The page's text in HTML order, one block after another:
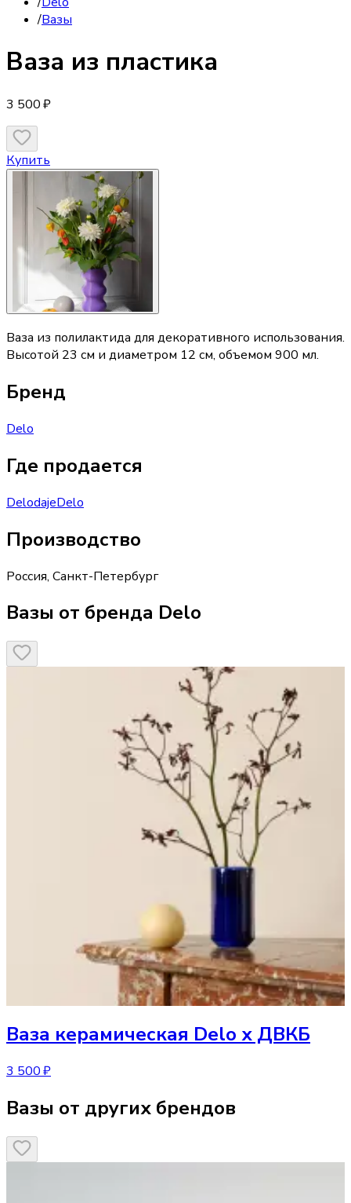
/Вазы
Ваза из пластика
3 500 ₽
Купить
Ваза из полилактида для декоративного использования.
Высотой 23 см и диаметром 12 см, объемом 900 мл.
Бренд
Delo
Где продается
DelodajeDelo
Производство
Россия, Санкт-Петербург
Вазы от бренда Delo
Ваза керамическая Delo х ДВКБ
3 500 ₽
Вазы от других брендов